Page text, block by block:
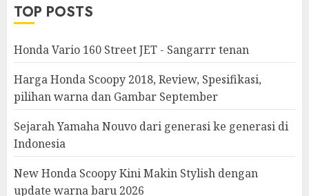
TOP POSTS
Honda Vario 160 Street JET - Sangarrr tenan
Harga Honda Scoopy 2018, Review, Spesifikasi,
pilihan warna dan Gambar September
Sejarah Yamaha Nouvo dari generasi ke generasi di
Indonesia
New Honda Scoopy Kini Makin Stylish dengan
update warna baru 2026